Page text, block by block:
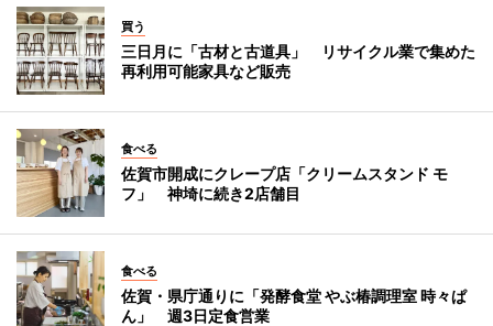
買う
三日月に「古材と古道具」 リサイクル業で集めた
再利用可能家具など販売
食べる
佐賀市開成にクレープ店「クリームスタンド モ
フ」 神埼に続き2店舗目
食べる
佐賀・県庁通りに「発酵食堂 やぶ椿調理室 時々ぱ
ん」 週3日定食営業